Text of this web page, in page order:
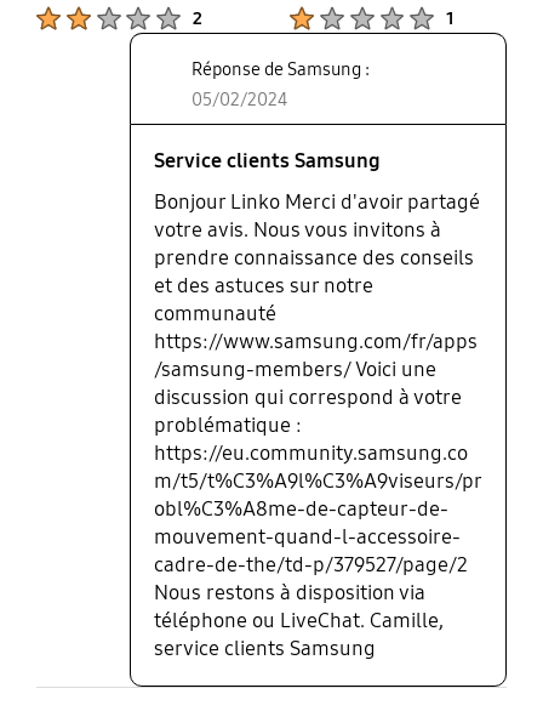
2 1
Réponse de Samsung :
05/02/2024
Service clients Samsung
Bonjour Linko Merci d'avoir partagé
votre avis. Nous vous invitons à
prendre connaissance des conseils
et des astuces sur notre
communauté
https://www.samsung.com/fr/apps
/samsung-members/ Voici une
discussion qui correspond à votre
problématique :
https://eu.community.samsung.co
m/t5/t%C3%A9l%C3%A9viseurs/pr
obl%C3%A8me-de-capteur-de-
mouvement-quand-l-accessoire-
cadre-de-the/td-p/379527/page/2
Nous restons à disposition via
téléphone ou LiveChat. Camille,
service clients Samsung